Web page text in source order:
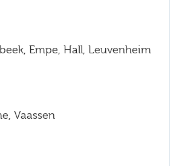
Empe, Hall, Leuvenheim
Vaassen